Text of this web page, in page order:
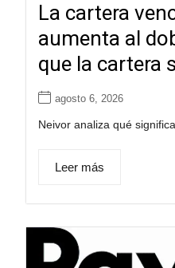
La cartera
aumenta al
que la cartera
agosto 6, 2026
Neivor analiza qué
Leer más